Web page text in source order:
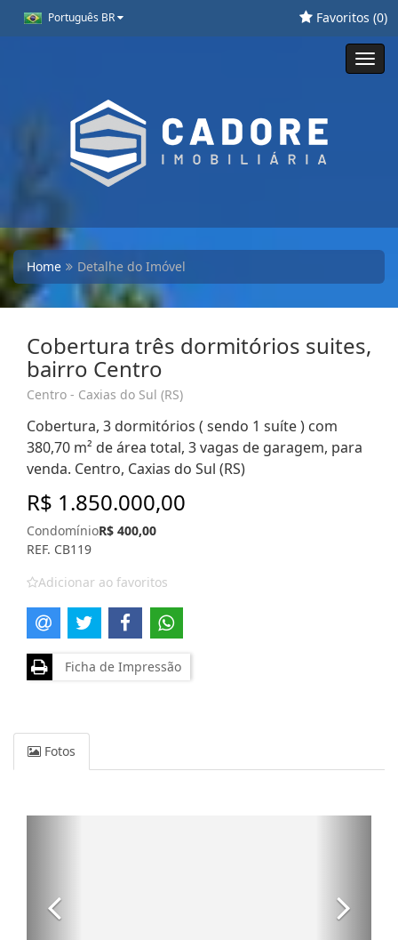
Português BR Favoritos (0)
Home Detalhe do Imóvel
Cobertura três dormitórios suites,
bairro Centro
Centro - Caxias do Sul (RS)
Cobertura, 3 dormitórios ( sendo 1 suíte ) com
380,70 m² de área total, 3 vagas de garagem, para
venda. Centro, Caxias do Sul (RS)
R$ 1.850.000,00
CondomínioR$ 400,00
REF. CB119
Adicionar ao favoritos
Ficha de Impressão
Fotos